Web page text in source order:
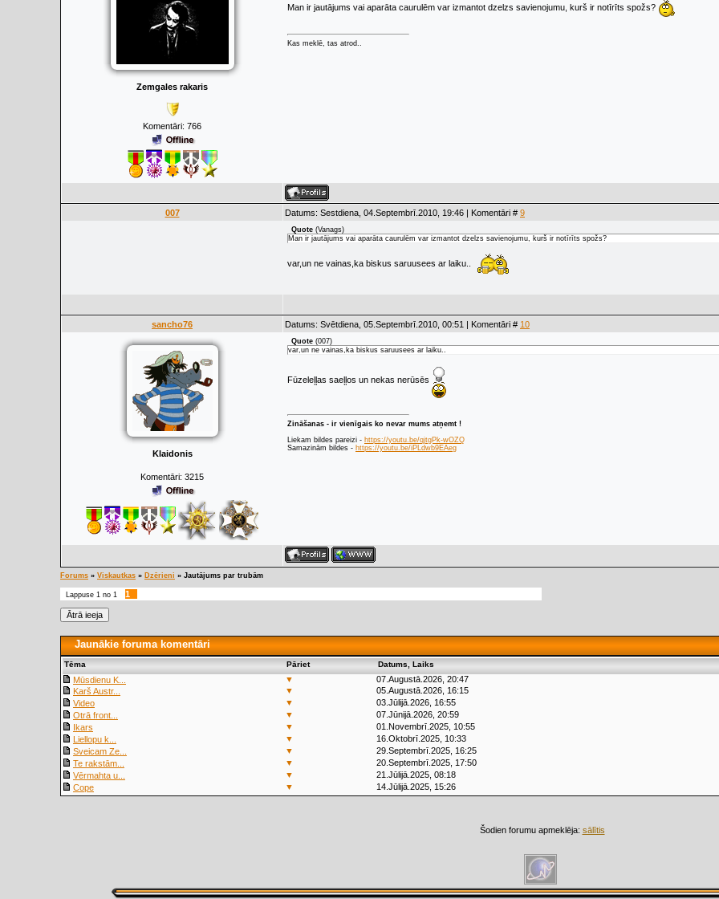
Zemgales rakaris
Komentāri: 766
Man ir jautājums vai aparāta caurulēm var izmantot dzelzs savienojumu, kurš ir notīrīts spožs?
Kas meklē, tas atrod..
007 Datums: Sestdiena, 04.Septembrī.2010, 19:46 | Komentāri # 9
Quote (Vanags)
Man ir jautājums vai aparāta caurulēm var izmantot dzelzs savienojumu, kurš ir notīrīts spožs?
var,un ne vainas,ka biskus saruusees ar laiku..
sancho76 Datums: Svētdiena, 05.Septembrī.2010, 00:51 | Komentāri # 10
Klaidonis
Komentāri: 3215
Quote (007)
var,un ne vainas,ka biskus saruusees ar laiku..
Fūzeleļļas saeļļos un nekas nerūsēs
Zināšanas - ir vienīgais ko nevar mums atņemt !
Liekam bildes pareizi - https://youtu.be/qjtgPk-wOZQ
Samazinām bildes - https://youtu.be/iPLdwb9EAeg
Forums » Viskautkas » Dzērieni » Jautājums par trubām
Lappuse 1 no 1 1
Jaunākie foruma komentāri
Tēma Pāriet Datums, Laiks
Mūsdienu K... ▼
07.Augustā.2026, 20:47
Karš Austr...
▼
05.Augustā.2026, 16:15
Video
▼
03.Jūlijā.2026, 16:55
Otrā front...
▼
07.Jūnijā.2026, 20:59
Ikars
▼
01.Novembrī.2025, 10:55
Liellopu k...
▼
16.Oktobrī.2025, 10:33
Sveicam Ze...
▼
29.Septembrī.2025, 16:25
Te rakstām...
▼
20.Septembrī.2025, 17:50
Vērmahta u...
▼
21.Jūlijā.2025, 08:18
Cope
▼ 14.Jūlijā.2025, 15:26
Šodien forumu apmeklēja: sālītis